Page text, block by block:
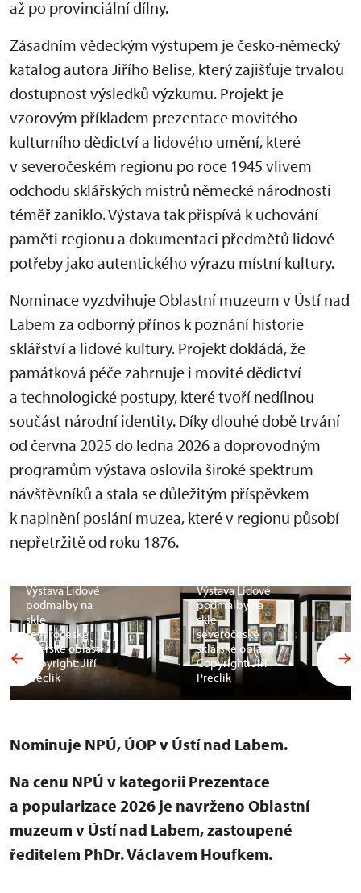
až po provinciální dílny.
Zásadním vědeckým výstupem je česko-německý
katalog autora Jiřího Belise, který zajišťuje trvalou
dostupnost výsledků výzkumu. Projekt je
vzorovým příkladem prezentace movitého
kulturního dědictví a lidového umění, které
v severočeském regionu po roce 1945 vlivem
odchodu sklářských mistrů německé národnosti
téměř zaniklo. Výstava tak přispívá k uchování
paměti regionu a dokumentaci předmětů lidové
potřeby jako autentického výrazu místní kultury.
Nominace vyzdvihuje Oblastní muzeum v Ústí nad
Labem za odborný přínos k poznání historie
sklářství a lidové kultury. Projekt dokládá, že
památková péče zahrnuje i movité dědictví
a technologické postupy, které tvoří nedílnou
součást národní identity. Díky dlouhé době trvání
od června 2025 do ledna 2026 a doprovodným
programům výstava oslovila široké spektrum
návštěvníků a stala se důležitým příspěvkem
k naplnění poslání muzea, které v regionu působí
nepřetržitě od roku 1876.
Výstava Lidové
podmalby na
skle
severočeské
sklářské oblasti
Copyright: Jiří
Preclík
Výstava Lidové
podmalby na
skle
severočeské
sklářské oblasti
Copyright: Jiří
Preclík
Nominuje NPÚ, ÚOP v Ústí nad Labem.
Na cenu NPÚ v kategorii Prezentace
a popularizace 2026 je navrženo Oblastní
muzeum v Ústí nad Labem, zastoupené
ředitelem PhDr. Václavem Houfkem.